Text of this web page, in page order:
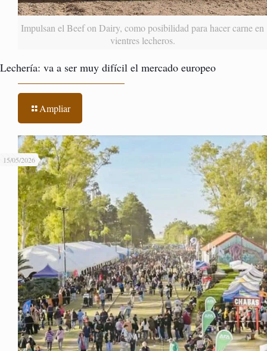
Impulsan el Beef on Dairy, como posibilidad para hacer carne en
vientres lecheros.
Lechería: va a ser muy difícil el mercado europeo
Ampliar
15/05/2026